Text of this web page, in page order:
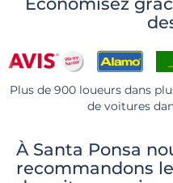
Plus de 900 loueurs dans
de voitures
À Santa Ponsa
recommandons